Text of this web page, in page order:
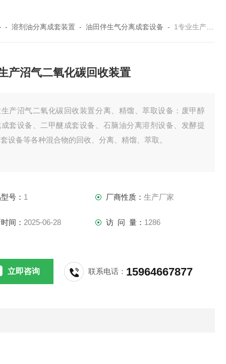
-溶剂油分离成套装置 -油田伴生气分离成套设备 - 1专业生产沼气二氧化碳回收装置
产沼气二氧化碳回收装置
产沼气二氧化碳回收装置分离、精馏、萃取设备：废甲醇
套设备、二甲醚成套设备、石脑油分离溶剂设备、发酵提
设备等各种混合物的回收、分离、精馏、萃取。
号： 1 厂商性质： 生产厂家
间： 2025-06-28 访 问 量： 1286
立即咨询 联系电话： 15964667877